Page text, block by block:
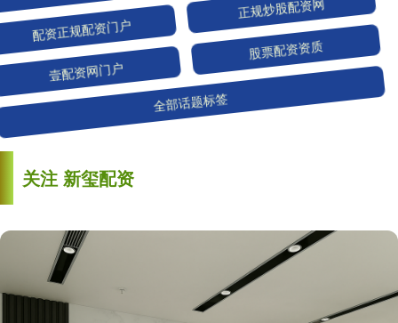
配资正规配资门户 正规炒股配资网
壹配资网门户 股票配资资质
全部话题标签
关注 新玺配资